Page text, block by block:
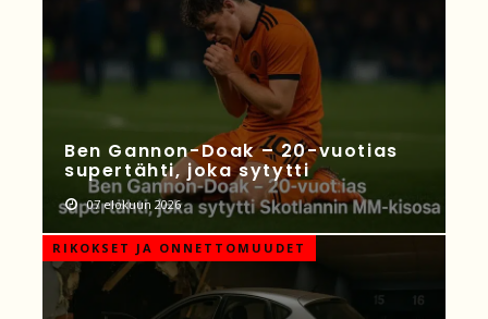
Ben Gannon-Doak – 20-vuotias
supertähti, joka sytytti
07 elokuun 2026
RIKOKSET JA ONNETTOMUUDET